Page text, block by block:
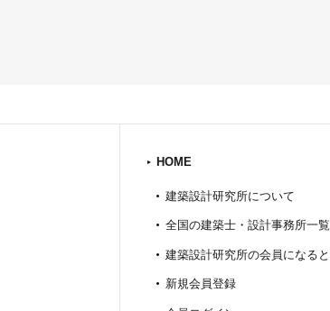
HOME
建築設計研究所について
全国の建築士・設計事務所一覧
建築設計研究所の会員になると
新規会員登録